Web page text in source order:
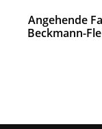
Angehende
Beckmann-